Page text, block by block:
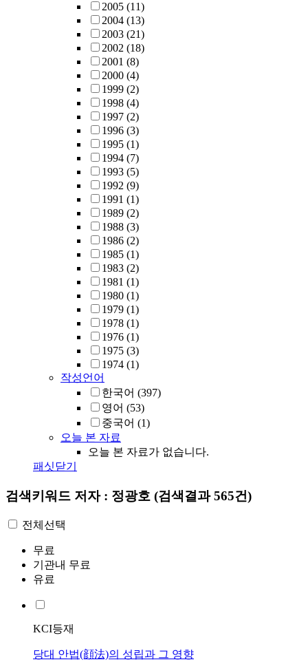
2005 (11)
2004 (13)
2003 (21)
2002 (18)
2001 (8)
2000 (4)
1999 (2)
1998 (4)
1997 (2)
1996 (3)
1995 (1)
1994 (7)
1993 (5)
1992 (9)
1991 (1)
1989 (2)
1988 (3)
1986 (2)
1985 (1)
1983 (2)
1981 (1)
1980 (1)
1979 (1)
1978 (1)
1976 (1)
1975 (3)
1974 (1)
작성언어
한국어 (397)
영어 (53)
중국어 (1)
오늘 본 자료
오늘 본 자료가 없습니다.
패싯닫기
검색키워드 저자 : 정광호 (검색결과 565건)
전체선택
무료
기관내 무료
유료
KCI등재
당대 안법(顔法)의 성립과 그 영향